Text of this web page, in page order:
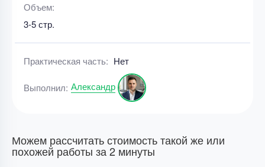
Объем:
3-5 стр.
Практическая часть: Нет
Выполнил: Александр
Можем рассчитать стоимость такой же или
похожей работы за 2 минуты